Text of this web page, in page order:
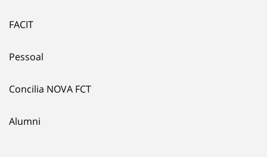
FACIT
Pessoal
Concilia NOVA FCT
Alumni